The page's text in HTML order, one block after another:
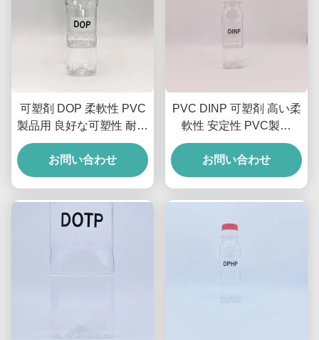
可塑剤 DOP 柔軟性 PVC
製品用 良好な可塑性 耐久
性
お問い合わせ
PVC DINP 可塑剤 高い柔
軟性 安定性 PVC製品
DINP ジイソノニルフタ
レート
お問い合わせ